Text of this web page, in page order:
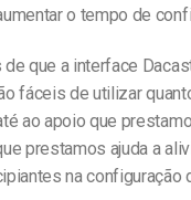
o tempo de
que a interface
fáceis de utilizar
ao apoio que
prestamos ajuda a
na configuração